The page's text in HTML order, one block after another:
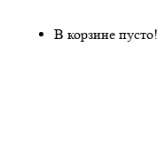
В корзине пусто!